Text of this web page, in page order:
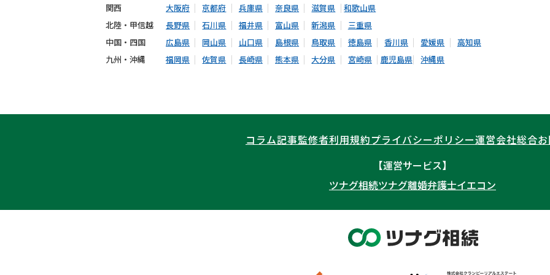
関西 大阪府 京都府 兵庫県 奈良県 滋賀県
和歌山県
北陸・甲信越
長野県 石川県 福井県 富山県 新潟県
三重県
中国・四国
広島県 岡山県 山口県 島根県 鳥取県 徳島県 香川県 愛媛県
高知県
九州・沖縄
福岡県 佐賀県 長崎県 熊本県 大分県 宮崎県 鹿児島県 沖縄県
コラム記事監修者利用規約プライバシーポリシー運営会社総合
【運営サービス】
ツナグ相続ツナグ離婚弁護士イエコン